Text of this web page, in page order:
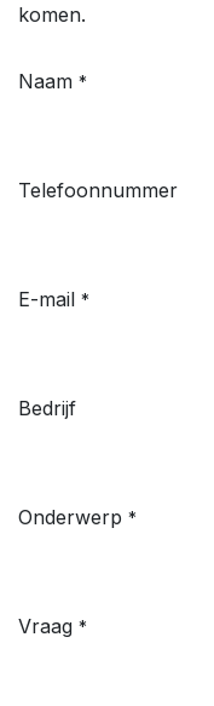
komen.
Naam *
Telefoonnummer
E-mail *
Bedrijf
Onderwerp *
Vraag *